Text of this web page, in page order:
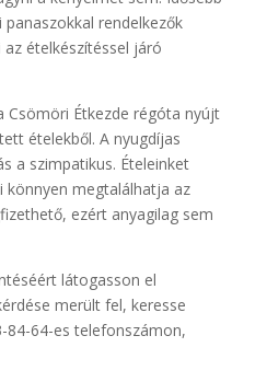
rendelkezők
ételkészítéssel járó
Csömöri Étkezde régóta nyújt
ételekből. A nyugdíjas
a szimpatikus. Ételeinket
könnyen megtalálhatja az
ezért anyagilag sem
látogasson el
merült fel, keresse
84-64-es telefonszámon,